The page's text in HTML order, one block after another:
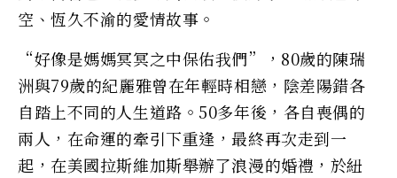
空、恆久不渝的愛情故事。
“好像是媽媽冥冥之中保佑我們”，80歲的陳瑞
洲與79歲的紀麗雅曾在年輕時相戀，陰差陽錯各
自踏上不同的人生道路。50多年後，各自喪偶的
兩人，在命運的牽引下重逢，最終再次走到一
起，在美國拉斯維加斯舉辦了浪漫的婚禮，於紐